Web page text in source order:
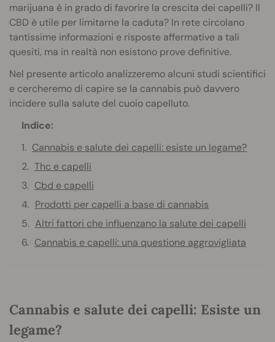
marijuana è in grado di favorire la crescita dei capelli? Il
CBD è utile per limitarne la caduta? In rete circolano
tantissime informazioni e risposte affermative a tali
quesiti, ma in realtà non esistono prove definitive.
Nel presente articolo analizzeremo alcuni studi scientifici
e cercheremo di capire se la cannabis può davvero
incidere sulla salute del cuoio capelluto.
Indice:
Cannabis e salute dei capelli: esiste un legame?
Thc e capelli
Cbd e capelli
Prodotti per capelli a base di cannabis
Altri fattori che influenzano la salute dei capelli
Cannabis e capelli: una questione aggrovigliata
Cannabis e salute dei capelli: Esiste un
legame?